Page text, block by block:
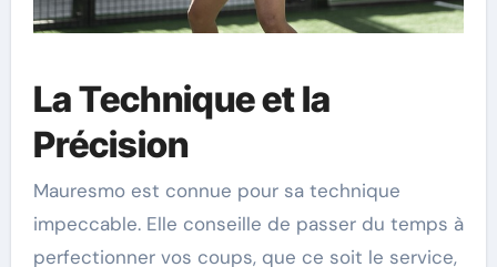
La Technique et la
Précision
Mauresmo est connue pour sa technique
impeccable. Elle conseille de passer du temps à
perfectionner vos coups, que ce soit le service,